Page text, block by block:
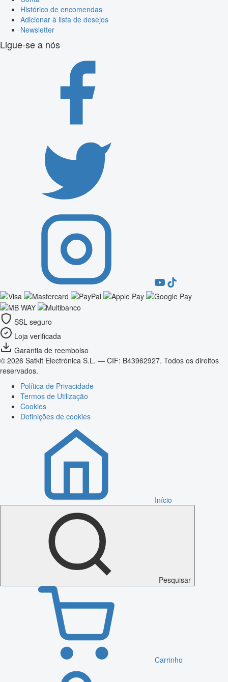
Histórico de encomendas
Adicionar à lista de desejos
Newsletter
Ligue-se a nós
SSL seguro
Loja verificada
Garantia de reembolso
© 2026 Satkit Electrónica S.L. — CIF: B43962927. Todos os direitos
reservados.
Política de Privacidade
Termos de Utilização
Cookies
Definições de cookies
Início
Pesquisar
Carrinho